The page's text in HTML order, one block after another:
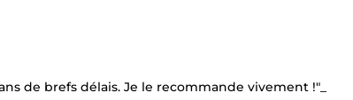
de brefs délais. Je le recommande vivement !"_